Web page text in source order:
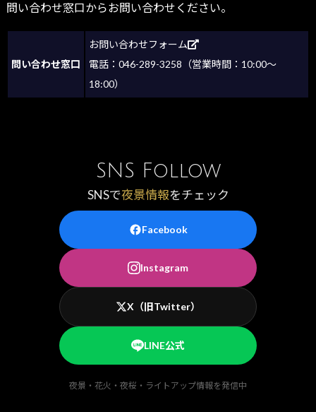
問い合わせ窓口からお問い合わせください。
問い合わせ窓口
お問い合わせフォーム
電話：046-289-3258（営業時間：10:00～
18:00）
SNS Follow
SNSで夜景情報をチェック
Facebook
Instagram
X（旧Twitter）
LINE公式
夜景・花火・夜桜・ライトアップ情報を発信中